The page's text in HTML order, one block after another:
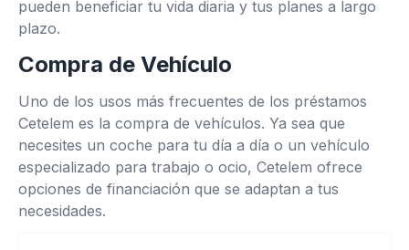
pueden beneficiar tu vida diaria y tus planes a largo
plazo.
Compra de Vehículo
Uno de los usos más frecuentes de los préstamos
Cetelem es la compra de vehículos. Ya sea que
necesites un coche para tu día a día o un vehículo
especializado para trabajo o ocio, Cetelem ofrece
opciones de financiación que se adaptan a tus
necesidades.